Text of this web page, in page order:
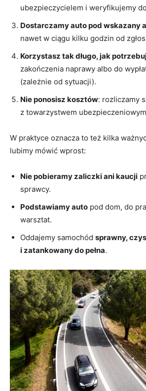
ubezpieczycielem i weryfikujemy
Dostarczamy auto pod wskazany
nawet w ciągu kilku godzin od
Korzystasz tak długo, jak
zakończenia naprawy albo do
(zależnie od sytuacji).
Nie ponosisz kosztów: rozliczamy
z towarzystwem
W praktyce oznacza to też kilka
lubimy mówić wprost:
Nie pobieramy zaliczki ani kaucji
sprawcy.
Podstawiamy auto pod dom, do
warsztat.
Oddajemy samochód sprawny,
i zatankowany do pełna.